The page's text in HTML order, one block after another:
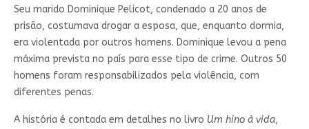
Seu marido Dominique Pelicot, condenado a 20 anos de
prisão, costumava drogar a esposa, que, enquanto dormia,
era violentada por outros homens. Dominique levou a pena
máxima prevista no país para esse tipo de crime. Outros 50
homens foram responsabilizados pela violência, com
diferentes penas.
A história é contada em detalhes no livro Um hino à vida,